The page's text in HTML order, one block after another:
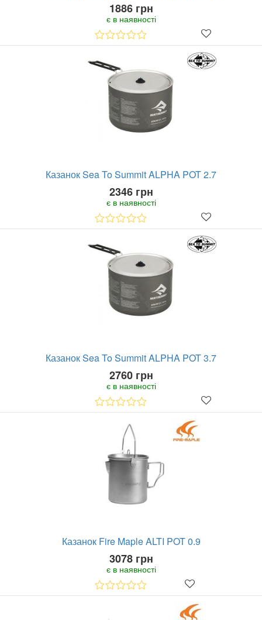
1886 грн
є в наявності
Казанок Sea To Summit ALPHA POT 2.7
2346 грн
є в наявності
Казанок Sea To Summit ALPHA POT 3.7
2760 грн
є в наявності
Казанок Fire Maple ALTI POT 0.9
3078 грн
є в наявності